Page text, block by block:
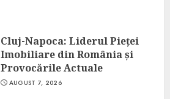
Cluj-Napoca: Liderul Pieței
Imobiliare din România și
Provocările Actuale
AUGUST 7, 2026